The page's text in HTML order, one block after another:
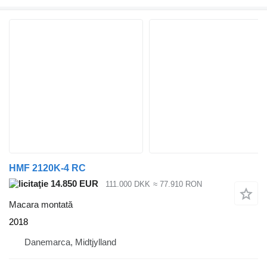
HMF 2120K-4 RC
14.850 EUR
111.000 DKK ≈ 77.910 RON
Macara montată
2018
Danemarca, Midtjylland